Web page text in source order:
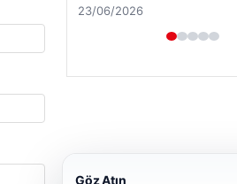
26/05/2026
Göz Atın